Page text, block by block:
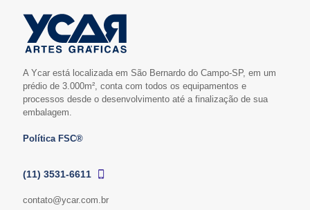
A Ycar está localizada em São Bernardo do Campo-SP, em um
prédio de 3.000m², conta com todos os equipamentos e
processos desde o desenvolvimento até a finalização de sua
embalagem.
Política FSC®
(11) 3531-6611
contato@ycar.com.br